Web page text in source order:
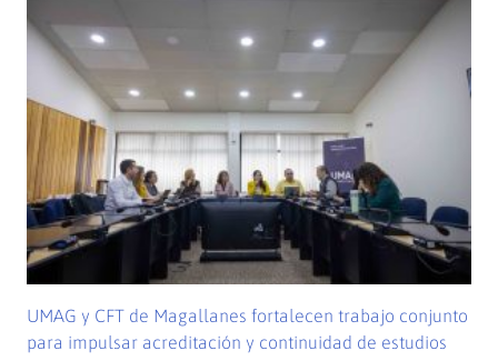
UMAG y CFT de Magallanes fortalecen trabajo conjunto
para impulsar acreditación y continuidad de estudios